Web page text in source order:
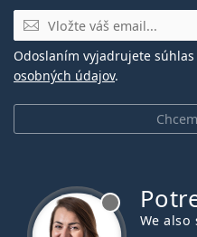
E-mail
Odoslaním vyjadrujete súhlas
osobných údajov.
We also